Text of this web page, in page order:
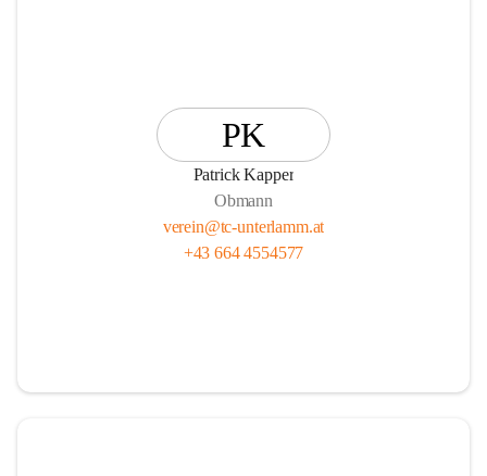
PK
Patrick Kapper
Obmann
verein@tc-unterlamm.at
+43 664 4554577